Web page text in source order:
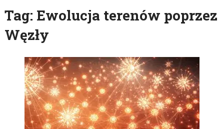
Tag: Ewolucja terenów poprzez
Węzły